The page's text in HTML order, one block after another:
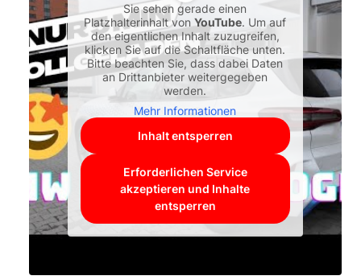
Sie sehen gerade einen
Platzhalterinhalt vonYouTube. Um auf
den eigentlichen Inhalt zuzugreifen,
klicken Sie auf die Schaltfläche unten.
Bitte beachten Sie, dass dabei Daten
an Drittanbieter weitergegeben
werden.
Mehr Informationen
Inhalt entsperren
Erforderlichen Service
akzeptieren und Inhalte
entsperren